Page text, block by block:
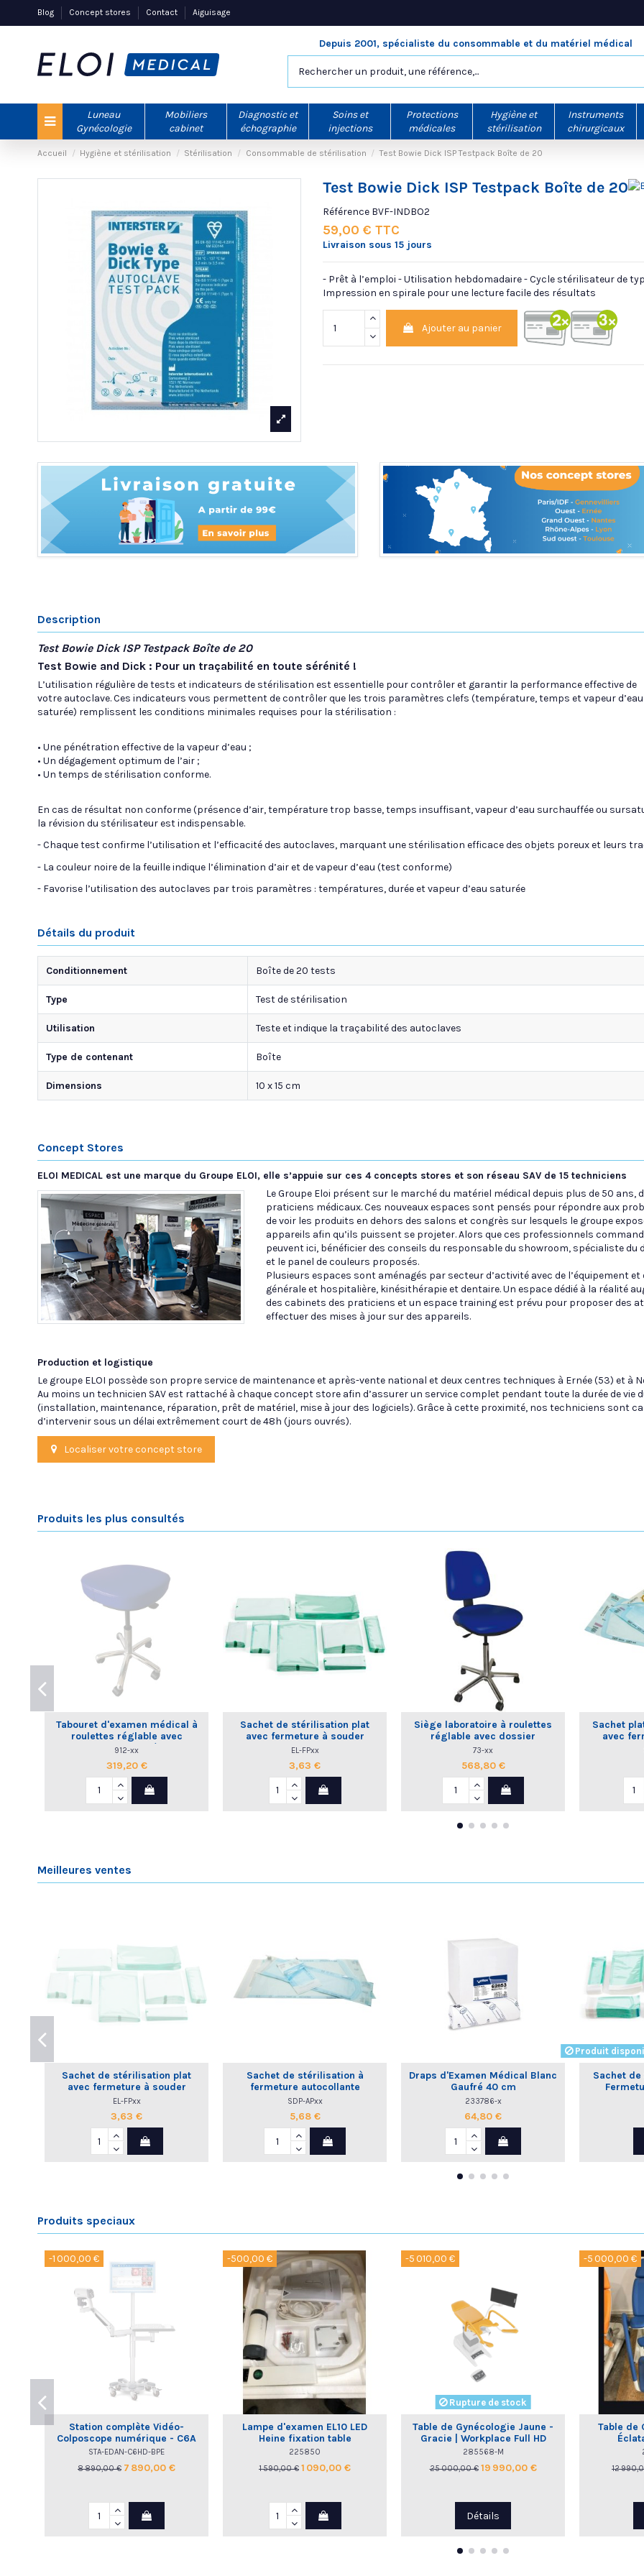
Blog Concept stores Contact Aiguisage
Depuis 2001, spécialiste du consommable et du matériel médical
Luneau
Gynécologie
Mobiliers
cabinet
Diagnostic et
échographie
Soins et
injections
Protections
médicales
Hygiène et
stérilisation
Instruments
chirurgicaux
Accueil Hygiène et stérilisation Stérilisation Consommable de stérilisation Test Bowie Dick ISP Testpack Boîte de 20
Test Bowie Dick ISP Testpack Boîte de 20
Référence BVF-INDBO2
59,00 € TTC
Livraison sous 15 jours
- Prêt à l’emploi - Utilisation hebdomadaire - Cycle stérilisateur de
Impression en spirale pour une lecture facile des résultats
Ajouter au panier
Description
Test Bowie Dick ISP Testpack Boîte de 20
Test Bowie and Dick : Pour un traçabilité en toute sérénité !
L’utilisation régulière de tests et indicateurs de stérilisation est essentielle pour contrôler et garantir la performance effective de
votre autoclave. Ces indicateurs vous permettent de contrôler que les trois paramètres clefs (température, temps et vapeur d’eau
saturée) remplissent les conditions minimales requises pour la stérilisation :
• Une pénétration effective de la vapeur d’eau ;
• Un dégagement optimum de l’air ;
• Un temps de stérilisation conforme.
En cas de résultat non conforme (présence d’air, température trop basse, temps insuffisant, vapeur d’eau surchauffée ou
la révision du stérilisateur est indispensable.
- Chaque test confirme l’utilisation et l’efficacité des autoclaves, marquant une stérilisation efficace des objets poreux et leurs
- La couleur noire de la feuille indique l’élimination d’air et de vapeur d’eau (test conforme)
- Favorise l’utilisation des autoclaves par trois paramètres : températures, durée et vapeur d’eau saturée
Détails du produit
Conditionnement Boîte de 20 tests
Type Test de stérilisation
Utilisation Teste et indique la traçabilité des autoclaves
Type de contenant Boîte
Dimensions 10 x 15 cm
Concept Stores
ELOI MEDICAL est une marque du Groupe ELOI, elle s’appuie sur ces 4 concepts stores et son réseau SAV de 15 techniciens
Le Groupe Eloi présent sur le marché du matériel médical depuis plus de 50 ans,
praticiens médicaux. Ces nouveaux espaces sont pensés pour répondre aux
de voir les produits en dehors des salons et congrès sur lesquels le groupe
appareils afin qu’ils puissent se projeter. Alors que ces professionnels
peuvent ici, bénéficier des conseils du responsable du showroom, spécialiste
et le panel de couleurs proposés.
Plusieurs espaces sont aménagés par secteur d’activité avec de l’équipement
générale et hospitalière, kinésithérapie et dentaire. Un espace dédié à la réalité
des cabinets des praticiens et un espace training est prévu pour proposer des
effectuer des mises à jour sur des appareils.
Production et logistique
Le groupe ELOI possède son propre service de maintenance et après-vente national et deux centres techniques à Ernée (53) et à
Au moins un technicien SAV est rattaché à chaque concept store afin d’assurer un service complet pendant toute la durée de vie
(installation, maintenance, réparation, prêt de matériel, mise à jour des logiciels). Grâce à cette proximité, nos techniciens sont
d’intervenir sous un délai extrêmement court de 48h (jours ouvrés).
Localiser votre concept store
Produits les plus consultés
Tabouret d'examen médical à
roulettes réglable avec
dossier commande à la main
912-xx
319,20 €
Sachet de stérilisation plat
avec fermeture à souder
EL-FPxx
3,63 €
Siège laboratoire à roulettes
réglable avec dossier
commande manuelle
73-xx
568,80 €
Sachet
avec
Meilleures ventes
Sachet de stérilisation plat
avec fermeture à souder
EL-FPxx
3,63 €
Sachet de stérilisation à
fermeture autocollante
SDP-APxx
5,68 €
Draps d'Examen Médical Blanc
Gaufré 40 cm
233786-x
64,80 €
Produit
Sachet
Produits speciaux
-1 000,00 €
Station complète Vidéo-
Colposcope numérique - C6A
HD EDAN
STA-EDAN-C6HD-BPE
8 890,00 € 7 890,00 €
-500,00 €
Lampe d'examen EL10 LED
Heine fixation table
225850
1 590,00 € 1 090,00 €
-5 010,00 €
Rupture de stock
Table de Gynécologie Jaune -
Gracie | Workplace Full HD
Borcad
285568-M
25 000,00 € 19 990,00 €
Détails
-5 000,00 €
Table de
12